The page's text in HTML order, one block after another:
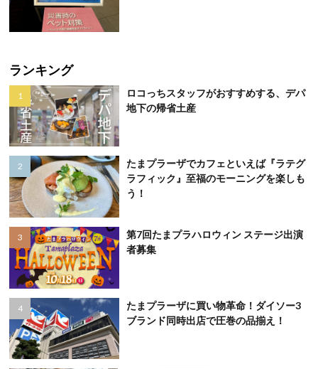
ランキング
ロコっちスタッフがおすすめする、デパ
地下の帰省土産
たまプラーザでカフェといえば『ラテグ
ラフィック』至福のモーニングを楽しも
う！
第7回たまプラハロウィン ステージ出演
者募集
たまプラーザに買い物革命！ダイソー3
ブランド同時出店で圧巻の品揃え！